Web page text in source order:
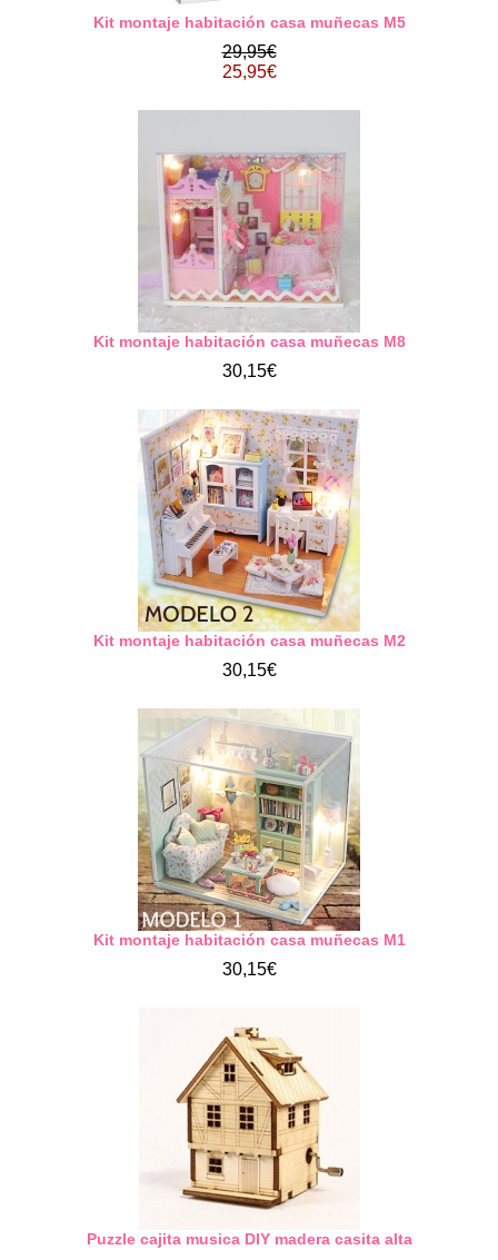
Kit montaje habitación casa muñecas M5
29,95€
25,95€
Kit montaje habitación casa muñecas M8
30,15€
Kit montaje habitación casa muñecas M2
30,15€
Kit montaje habitación casa muñecas M1
30,15€
Puzzle cajita musica DIY madera casita alta